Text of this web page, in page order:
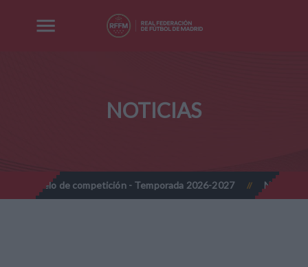
NOTICIAS
competición - Temporada 2026-2027 // Nota Informativa